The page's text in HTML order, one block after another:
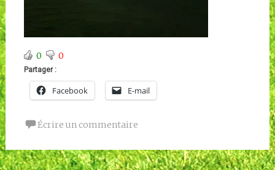
0 0
Partager :
Facebook E-mail
Écrire un commentaire